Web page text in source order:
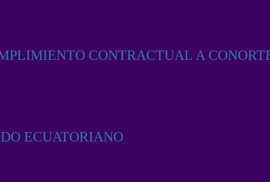
CONTRACTUAL A
ECUATORIANO